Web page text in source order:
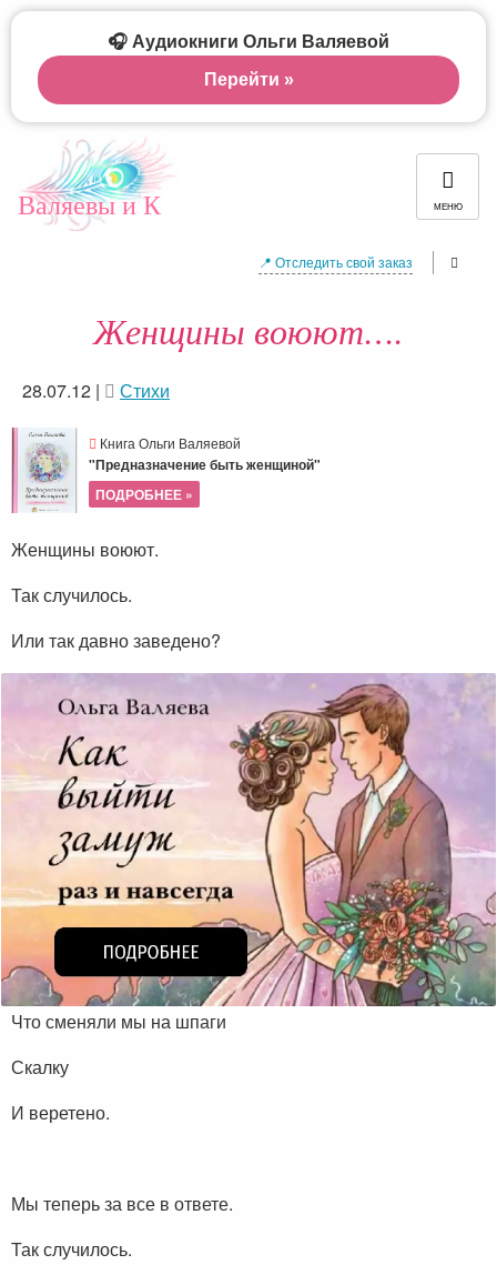
Валяевы и К МЕНЮ
📍 Отследить свой заказ
Женщины воюют….
28.07.12 | Стихи
Книга Ольги Валяевой
"Предназначение быть женщиной"
ПОДРОБНЕЕ »
Женщины воюют.
Так случилось.
Или так давно заведено?
Что сменяли мы на шпаги
Скалку
И веретено.
Мы теперь за все в ответе.
Так случилось.
🎧 Аудиокниги Ольги Валяевой
Перейти »